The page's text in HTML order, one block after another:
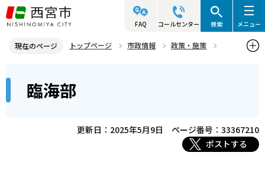
こ
の
ジ
先
FAQ コールセンター 検索 メニュー
現在のページ トップページ 市政情報
政策・施策
こ
臨海部
更新日：2025年5月9日
ページ番号：33367210
ポストする